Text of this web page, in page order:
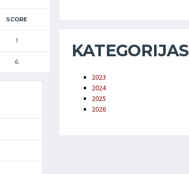
SCORE
1
6
KATEGORIJAS
2023
2024
2025
2026